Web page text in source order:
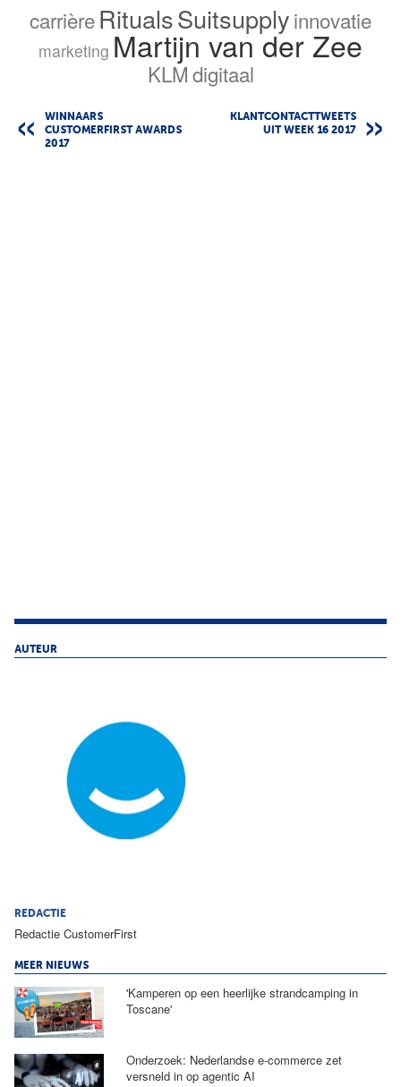
carrièreRitualsSuitsupplyinnovatie
marketing Martijn van der Zee
KLMdigitaal
WINNAARS
CUSTOMERFIRST AWARDS
2017
KLANTCONTACTTWEETS
UIT WEEK 16 2017
AUTEUR
REDACTIE
Redactie CustomerFirst
MEER NIEUWS
'Kamperen op een heerlijke strandcamping in
Toscane'
Onderzoek: Nederlandse e-commerce zet
versneld in op agentic AI